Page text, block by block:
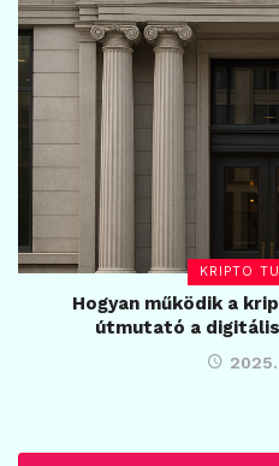
KRIPTO
Hogyan működik a
útmutató a